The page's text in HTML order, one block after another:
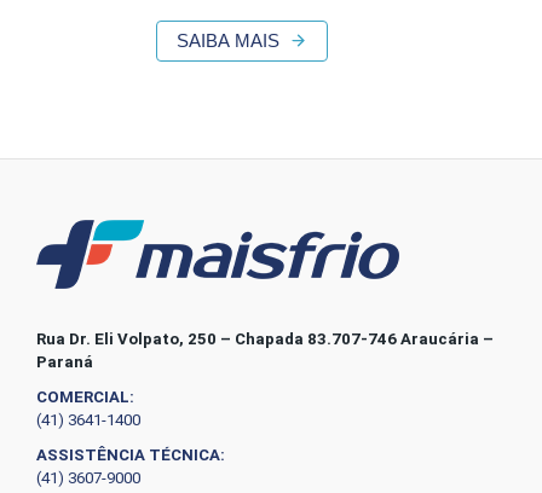
SAIBA MAIS
Rua Dr. Eli Volpato, 250 – Chapada 83.707-746 Araucária –
Paraná
COMERCIAL:
(41) 3641-1400
ASSISTÊNCIA TÉCNICA:
(41) 3607-9000